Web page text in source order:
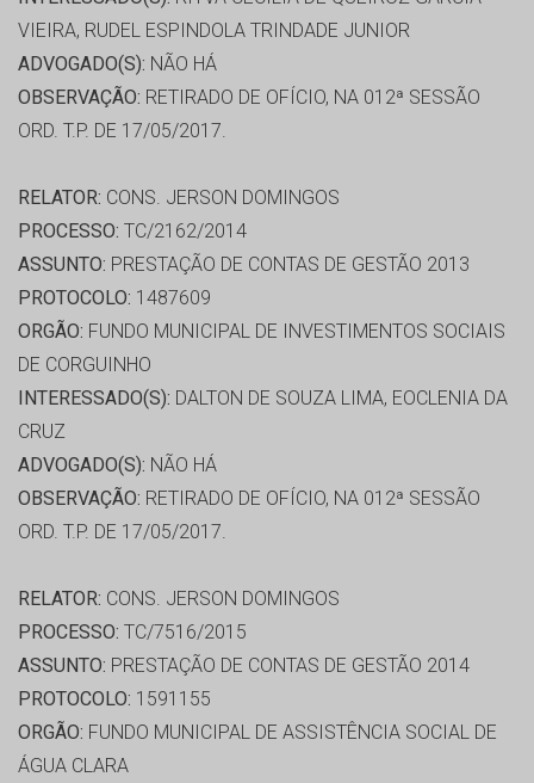
VIEIRA, RUDEL ESPINDOLA TRINDADE JUNIOR
ADVOGADO(S): NÃO HÁ
OBSERVAÇÃO: RETIRADO DE OFÍCIO, NA 012ª SESSÃO
ORD. T.P. DE 17/05/2017.
RELATOR: CONS. JERSON DOMINGOS
PROCESSO: TC/2162/2014
ASSUNTO: PRESTAÇÃO DE CONTAS DE GESTÃO 2013
PROTOCOLO: 1487609
ORGÃO: FUNDO MUNICIPAL DE INVESTIMENTOS SOCIAIS
DE CORGUINHO
INTERESSADO(S): DALTON DE SOUZA LIMA, EOCLENIA DA
CRUZ
ADVOGADO(S): NÃO HÁ
OBSERVAÇÃO: RETIRADO DE OFÍCIO, NA 012ª SESSÃO
ORD. T.P. DE 17/05/2017.
RELATOR: CONS. JERSON DOMINGOS
PROCESSO: TC/7516/2015
ASSUNTO: PRESTAÇÃO DE CONTAS DE GESTÃO 2014
PROTOCOLO: 1591155
ORGÃO: FUNDO MUNICIPAL DE ASSISTÊNCIA SOCIAL DE
ÁGUA CLARA